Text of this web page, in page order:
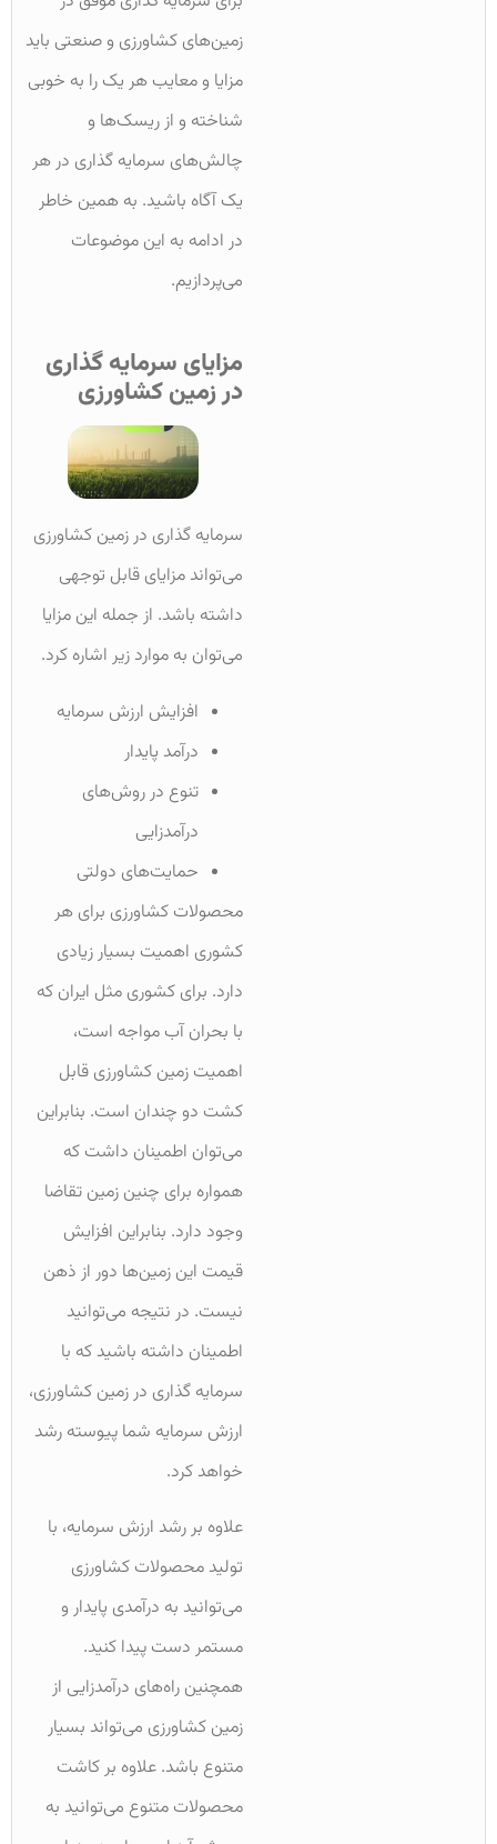
زمین‌های کشاورزی و صنعتی باید
مزایا و معایب هر یک را به خوبی
شناخته و از ریسک‌ها و
چالش‌های سرمایه گذاری در هر
یک آگاه باشید. به همین خاطر
در ادامه به این موضوعات
می‌پردازیم.
مزایای سرمایه گذاری
در زمین کشاورزی
سرمایه گذاری در زمین کشاورزی
می‌تواند مزایای قابل توجهی
داشته باشد. از جمله این مزایا
می‌توان به موارد زیر اشاره کرد.
افزایش ارزش سرمایه
درآمد پایدار
تنوع در روش‌های
درآمدزایی
حمایت‌های دولتی
محصولات کشاورزی برای هر
کشوری اهمیت بسیار زیادی
دارد. برای کشوری مثل ایران که
با بحران آب مواجه است،
اهمیت زمین کشاورزی قابل
کشت دو چندان است. بنابراین
می‌توان اطمینان داشت که
همواره برای چنین زمین تقاضا
وجود دارد. بنابراین افزایش
قیمت این زمین‌ها دور از ذهن
نیست. در نتیجه می‌توانید
اطمینان داشته باشید که با
سرمایه گذاری در زمین کشاورزی،
ارزش سرمایه شما پیوسته رشد
خواهد کرد.
علاوه بر رشد ارزش سرمایه، با
تولید محصولات کشاورزی
می‌توانید به درآمدی پایدار و
مستمر دست پیدا کنید.
همچنین راه‌های درآمدزایی از
زمین کشاورزی می‌تواند بسیار
متنوع باشد. علاوه بر کاشت
محصولات متنوع می‌توانید به